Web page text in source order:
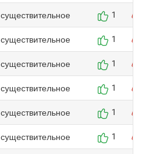
существительное 1
существительное 1
существительное 1
существительное 1
существительное 1
существительное 1